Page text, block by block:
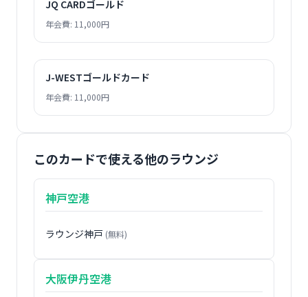
JQ CARDゴールド
年会費: 11,000円
J-WESTゴールドカード
年会費: 11,000円
このカードで使える他のラウンジ
神戸空港
ラウンジ神戸 (無料)
大阪伊丹空港